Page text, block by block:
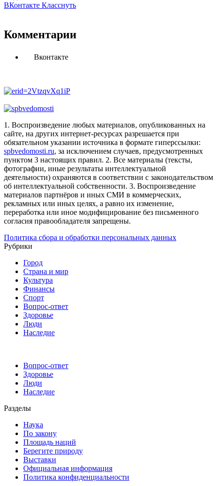
ВКонтакте Класснуть
Комментарии
Вконтакте
1. Воспроизведение любых материалов, опубликованных на
сайте, на других интернет-ресурсах разрешается при
обязательном указании источника в формате гиперссылки:
spbvedomosti.ru, за исключением случаев, предусмотренных
пунктом 3 настоящих правил. 2. Все материалы (тексты,
фотографии, иные результаты интеллектуальной
деятельности) охраняются в соответствии с законодательством
об интеллектуальной собственности. 3. Воспроизведение
материалов партнёров и иных СМИ в коммерческих,
рекламных или иных целях, а равно их изменение,
переработка или иное модифицирование без письменного
согласия правообладателя запрещены.
Политика сбора и обработки персональных данных
Рубрики
Город
Страна и мир
Культура
Финансы
Спорт
Вопрос-ответ
Здоровье
Люди
Наследие
Вопрос-ответ
Здоровье
Люди
Наследие
Разделы
Наука
По закону
Площадь наций
Берегите природу
Выставки
Официальная информация
Политика конфиденциальности